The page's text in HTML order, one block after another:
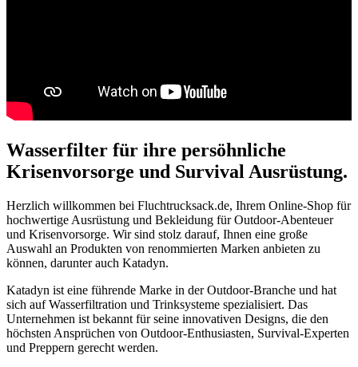
Wasserfilter für ihre persöhnliche
Krisenvorsorge und Survival Ausrüstung.
Herzlich willkommen bei Fluchtrucksack.de, Ihrem Online-Shop für
hochwertige Ausrüstung und Bekleidung für Outdoor-Abenteuer
und Krisenvorsorge. Wir sind stolz darauf, Ihnen eine große
Auswahl an Produkten von renommierten Marken anbieten zu
können, darunter auch Katadyn.
Katadyn ist eine führende Marke in der Outdoor-Branche und hat
sich auf Wasserfiltration und Trinksysteme spezialisiert. Das
Unternehmen ist bekannt für seine innovativen Designs, die den
höchsten Ansprüchen von Outdoor-Enthusiasten, Survival-Experten
und Preppern gerecht werden.